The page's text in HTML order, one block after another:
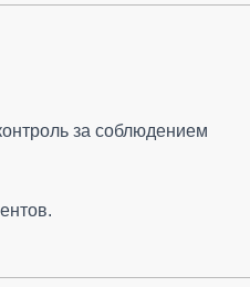
за соблюдением